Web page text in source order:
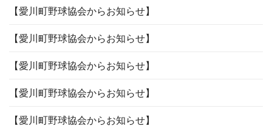
【愛川町野球協会からお知らせ】
【愛川町野球協会からお知らせ】
【愛川町野球協会からお知らせ】
【愛川町野球協会からお知らせ】
【愛川町野球協会からお知らせ】